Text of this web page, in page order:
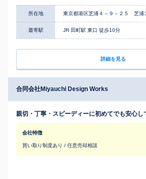
所在地 東京都港区芝浦４－９－２５ 芝浦
最寄駅 JR 田町駅 東口 徒歩10分
詳細を見る
合同会社Miyauchi Design Works
親切・丁寧・スピーディーに初めてでも安心し
会社特徴
買い取り制度あり / 任意売却相談